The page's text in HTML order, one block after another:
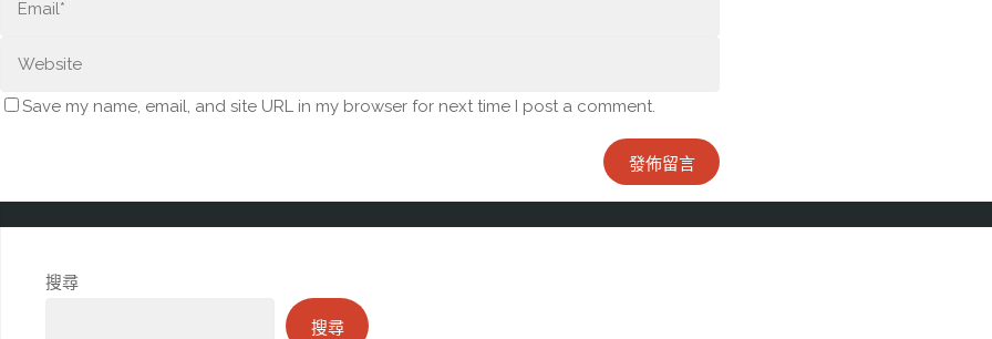
Save my name, email, and site URL in my browser for next time I post a comment.
搜尋
搜尋